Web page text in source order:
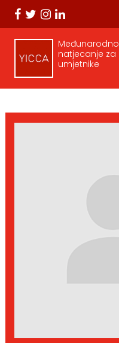
Međunarodno
natjecanje za
umjetnike